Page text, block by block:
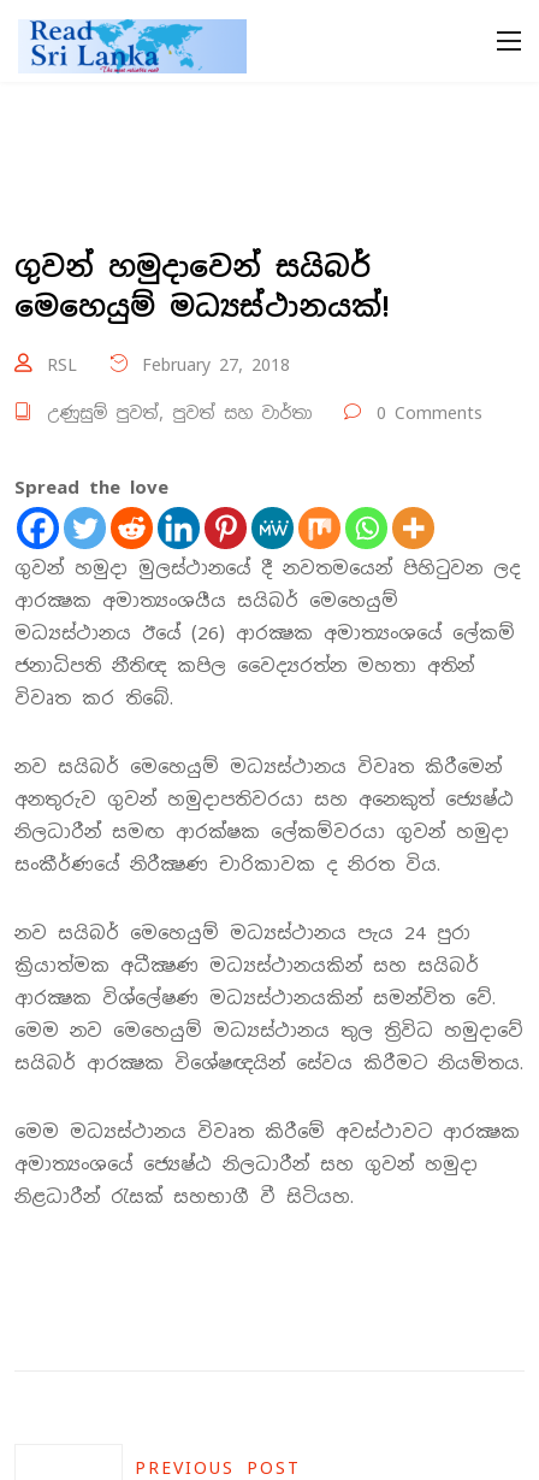
ගුවන් හමුදාවෙන් සයිබර්
මෙහෙයුම් මධ්‍යස්ථානයක්!
RSL February 27, 2018
උණුසුම් පුවත්, පුවත් සහ වාර්තා 0 Comments
Spread the love
ගුවන් හමුදා මුලස්ථානයේ දී නවතමයෙන් පිහිටුවන ලද
ආරක්‍ෂක අමාත්‍යංශයීය සයිබර් මෙහෙයුම්
මධ්‍යස්ථානය ඊයේ (26) ආරක්‍ෂක අමාත්‍යංශයේ ලේකම්
ජනාධිපති නීතිඥ කපිල වෛද්‍යරත්න මහතා අතින්
විවෘත කර තිබේ.
නව සයිබර් මෙහෙයුම් මධ්‍යස්ථානය විවෘත කිරීමෙන්
අනතුරුව ගුවන් හමුදාපතිවරයා සහ අනෙකුත් ජ්‍යෙෂ්ඨ
නිලධාරීන් සමඟ ආරක්ෂක ලේකම්වරයා ගුවන් හමුදා
සංකීර්ණයේ නිරීක්‍ෂණ චාරිකාවක ද නිරත විය.
නව සයිබර් මෙහෙයුම් මධ්‍යස්ථානය පැය 24 පුරා
ක්‍රියාත්මක අධීක්‍ෂණ මධ්‍යස්ථානයකින් සහ සයිබර්
ආරක්‍ෂක විශ්ලේෂණ මධ්‍යස්ථානයකින් සමන්විත වේ.
මෙම නව මෙහෙයුම් මධ්‍යස්ථානය තුල ත්‍රිවිධ හමුදාවේ
සයිබර් ආරක්‍ෂක විශේෂඥයින් සේවය කිරීමට නියමිතය.
මෙම මධ්‍යස්ථානය විවෘත කිරීමේ අවස්ථාවට ආරක්‍ෂක
අමාත්‍යංශයේ ජ්‍යෙෂ්ඨ නිලධාරීන් සහ ගුවන් හමුදා
නිළධාරීන් රැසක් සහභාගී වී සිටියහ.
PREVIOUS POST